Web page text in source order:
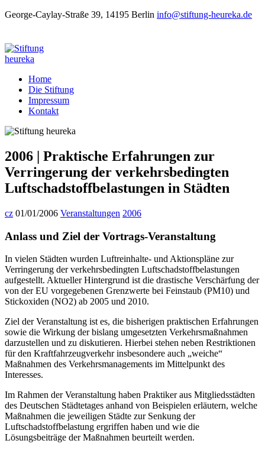
George-Caylay-Straße 39, 14195 Berlin info@stiftung-heureka.de
Home
Die Stiftung
Impressum
Kontakt
2006 | Praktische Erfahrungen zur
Verringerung der verkehrsbedingten
Luftschadstoffbelastungen in Städten
cz 01/01/2006 Veranstaltungen 2006
Anlass und Ziel der Vortrags-Veranstaltung
In vielen Städten wurden Luftreinhalte- und Aktionspläne zur
Verringerung der verkehrsbedingten Luftschadstoffbelastungen
aufgestellt. Aktueller Hintergrund ist die drastische Verschärfung der
von der EU vorgegebenen Grenzwerte bei Feinstaub (PM10) und
Stickoxiden (NO2) ab 2005 und 2010.
Ziel der Veranstaltung ist es, die bisherigen praktischen Erfahrungen
sowie die Wirkung der bislang umgesetzten Verkehrsmaßnahmen
darzustellen und zu diskutieren. Hierbei stehen neben Restriktionen
für den Kraftfahrzeugverkehr insbesondere auch „weiche“
Maßnahmen des Verkehrsmanagements im Mittelpunkt des
Interesses.
Im Rahmen der Veranstaltung haben Praktiker aus Mitgliedsstädten
des Deutschen Städtetages anhand von Beispielen erläutern, welche
Maßnahmen die jeweiligen Städte zur Senkung der
Luftschadstoffbelastung ergriffen haben und wie die
Lösungsbeiträge der Maßnahmen beurteilt werden.